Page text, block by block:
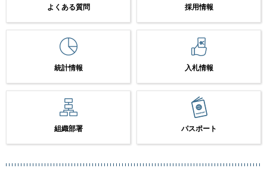
よくある質問 採用情報
統計情報 入札情報
組織部署 パスポート